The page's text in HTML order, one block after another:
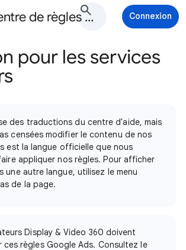
Aide Centre de règles Google Ads Connexion
pour les services
des traductions du centre d'aide, mais
censées modifier le contenu de nos
est la langue officielle que nous
appliquer nos règles. Pour afficher
une autre langue, utilisez le menu
de la page.
Display & Video 360 doivent
ces règles Google Ads. Consultez le